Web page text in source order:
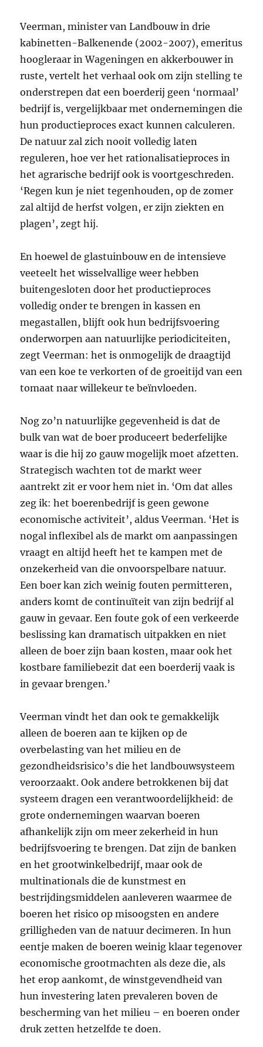
Veerman, minister van Landbouw in drie
kabinetten-Balkenende (2002-2007), emeritus
hoogleraar in Wageningen en akkerbouwer in
ruste, vertelt het verhaal ook om zijn stelling te
onderstrepen dat een boerderij geen ‘normaal’
bedrijf is, vergelijkbaar met ondernemingen die
hun productieproces exact kunnen calculeren.
De natuur zal zich nooit volledig laten
reguleren, hoe ver het rationalisatieproces in
het agrarische bedrijf ook is voortgeschreden.
‘Regen kun je niet tegenhouden, op de zomer
zal altijd de herfst volgen, er zijn ziekten en
plagen’, zegt hij.
En hoewel de glastuinbouw en de intensieve
veeteelt het wisselvallige weer hebben
buitengesloten door het productieproces
volledig onder te brengen in kassen en
megastallen, blijft ook hun bedrijfsvoering
onderworpen aan natuurlijke periodiciteiten,
zegt Veerman: het is onmogelijk de draagtijd
van een koe te verkorten of de groeitijd van een
tomaat naar willekeur te beïnvloeden.
Nog zo’n natuurlijke gegevenheid is dat de
bulk van wat de boer produceert bederfelijke
waar is die hij zo gauw mogelijk moet afzetten.
Strategisch wachten tot de markt weer
aantrekt zit er voor hem niet in. ‘Om dat alles
zeg ik: het boerenbedrijf is geen gewone
economische activiteit’, aldus Veerman. ‘Het is
nogal inflexibel als de markt om aanpassingen
vraagt en altijd heeft het te kampen met de
onzekerheid van die onvoorspelbare natuur.
Een boer kan zich weinig fouten permitteren,
anders komt de continuïteit van zijn bedrijf al
gauw in gevaar. Een foute gok of een verkeerde
beslissing kan dramatisch uitpakken en niet
alleen de boer zijn baan kosten, maar ook het
kostbare familiebezit dat een boerderij vaak is
in gevaar brengen.’
Veerman vindt het dan ook te gemakkelijk
alleen de boeren aan te kijken op de
overbelasting van het milieu en de
gezondheidsrisico’s die het landbouwsysteem
veroorzaakt. Ook andere betrokkenen bij dat
systeem dragen een verantwoordelijkheid: de
grote ondernemingen waarvan boeren
afhankelijk zijn om meer zekerheid in hun
bedrijfsvoering te brengen. Dat zijn de banken
en het grootwinkelbedrijf, maar ook de
multinationals die de kunstmest en
bestrijdingsmiddelen aanleveren waarmee de
boeren het risico op misoogsten en andere
grilligheden van de natuur decimeren. In hun
eentje maken de boeren weinig klaar tegenover
economische grootmachten als deze die, als
het erop aankomt, de winstgevendheid van
hun investering laten prevaleren boven de
bescherming van het milieu – en boeren onder
druk zetten hetzelfde te doen.